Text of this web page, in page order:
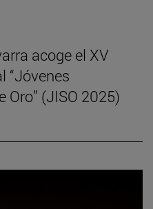
acoge el XV
“Jóvenes
Oro” (JISO 2025)